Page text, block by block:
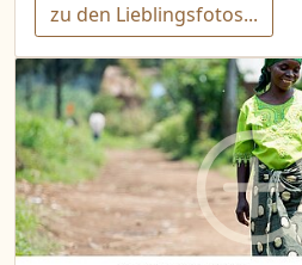
zu den Lieblingsfotos...